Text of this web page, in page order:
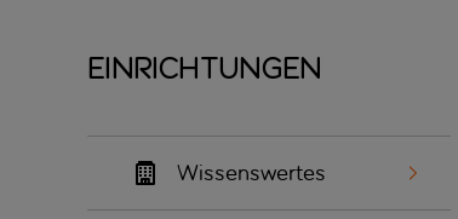
Einrichtungen
Wissenswertes